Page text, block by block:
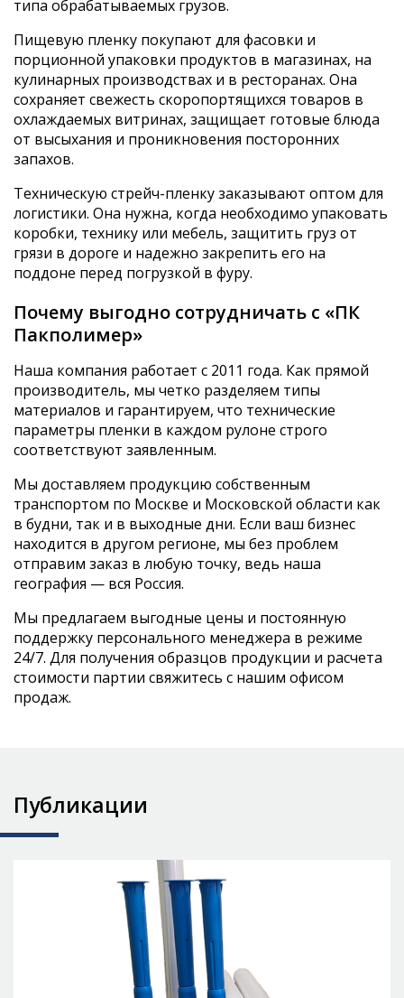
типа обрабатываемых грузов.
Пищевую пленку покупают для фасовки и
порционной упаковки продуктов в магазинах, на
кулинарных производствах и в ресторанах. Она
сохраняет свежесть скоропортящихся товаров в
охлаждаемых витринах, защищает готовые блюда
от высыхания и проникновения посторонних
запахов.
Техническую стрейч-пленку заказывают оптом для
логистики. Она нужна, когда необходимо упаковать
коробки, технику или мебель, защитить груз от
грязи в дороге и надежно закрепить его на
поддоне перед погрузкой в фуру.
Почему выгодно сотрудничать с «ПК
Пакполимер»
Наша компания работает с 2011 года. Как прямой
производитель, мы четко разделяем типы
материалов и гарантируем, что технические
параметры пленки в каждом рулоне строго
соответствуют заявленным.
Мы доставляем продукцию собственным
транспортом по Москве и Московской области как
в будни, так и в выходные дни. Если ваш бизнес
находится в другом регионе, мы без проблем
отправим заказ в любую точку, ведь наша
география — вся Россия.
Мы предлагаем выгодные цены и постоянную
поддержку персонального менеджера в режиме
24/7. Для получения образцов продукции и расчета
стоимости партии свяжитесь с нашим офисом
продаж.
Публикации